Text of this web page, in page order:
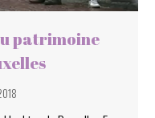
patrimoine